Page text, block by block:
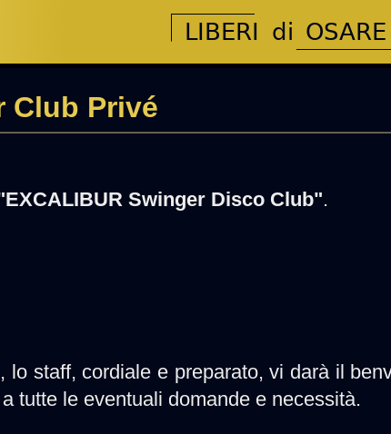
Club Privé
Swinger Disco Club".
, lo staff, cordiale e preparato, vi darà il
tutte le eventuali domande e necessità.